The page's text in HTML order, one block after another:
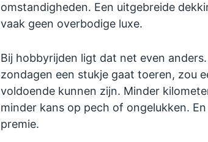
omstandigheden. Een uitgebreide
vaak geen overbodige luxe.
Bij hobbyrijden ligt dat net even
zondagen een stukje gaat toeren, zou
voldoende kunnen zijn. Minder
minder kans op pech of ongelukken.
premie.